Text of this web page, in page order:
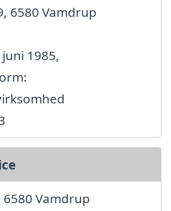
6580 Vamdrup
1985,
Vamdrup